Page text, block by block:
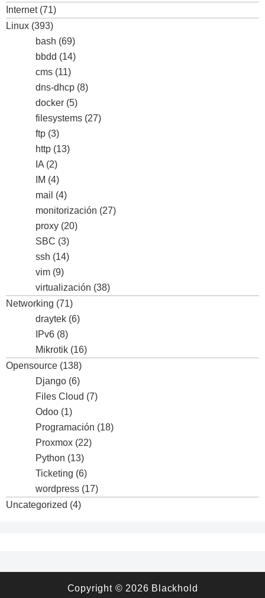
Internet(71)
Linux (393)
bash (69)
bbdd (14)
cms (11)
dns-dhcp (8)
docker (5)
filesystems (27)
ftp (3)
http (13)
IA (2)
IM (4)
mail (4)
monitorización (27)
proxy (20)
SBC (3)
ssh (14)
vim (9)
virtualización (38)
Networking (71)
draytek (6)
IPv6 (8)
Mikrotik (16)
Opensource (138)
Django (6)
Files Cloud (7)
Odoo (1)
Programación (18)
Proxmox (22)
Python (13)
Ticketing (6)
wordpress (17)
Uncategorized (4)
Copyright © 2026 Blackhold